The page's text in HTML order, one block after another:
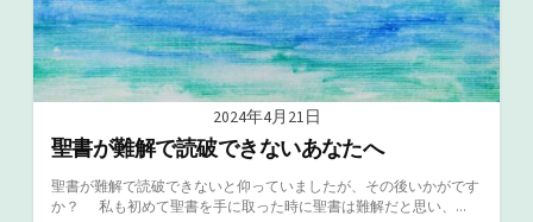
2024年4月21日
聖書が難解で読破できないあなたへ
聖書が難解で読破できないと仰っていましたが、その後いかがです
か？ 私も初めて聖書を手に取った時に聖書は難解だと思い、...